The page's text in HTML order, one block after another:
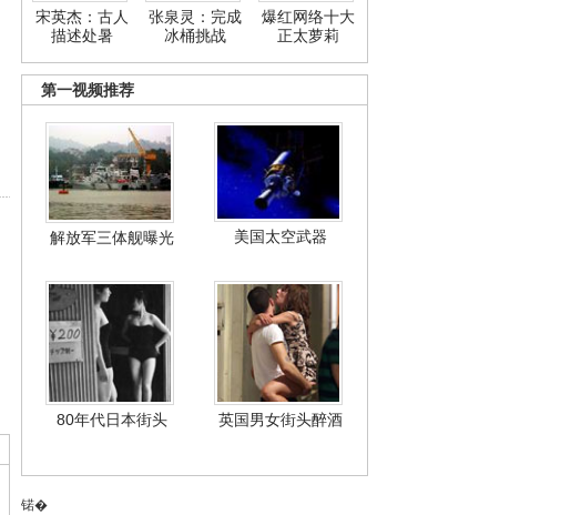
宋英杰：古人
描述处暑
张泉灵：完成
冰桶挑战
爆红网络十大
正太萝莉
第一视频推荐
解放军三体舰曝光 美国太空武器
80年代日本街头 英国男女街头醉酒
锘�